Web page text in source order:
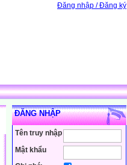
Đăng nhập / Đăng ký
ĐĂNG NHẬP
Tên truy nhập
Mật khẩu